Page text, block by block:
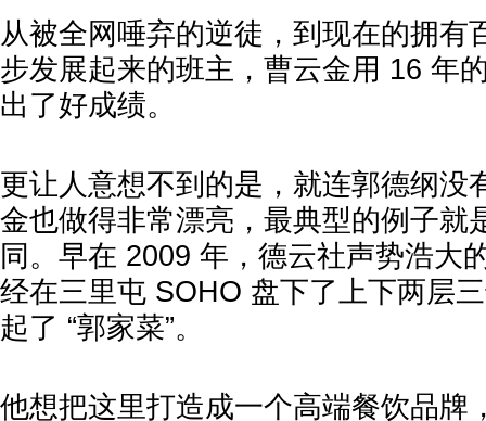
从被全网唾弃的逆徒，到现在的拥有
步发展起来的班主，曹云金用 16 年
出了好成绩。
更让人意想不到的是，就连郭德纲没
金也做得非常漂亮，最典型的例子就
同。早在 2009 年，德云社声势浩大
经在三里屯 SOHO 盘下了上下两层
起了 “郭家菜”。
他想把这里打造成一个高端餐饮品牌